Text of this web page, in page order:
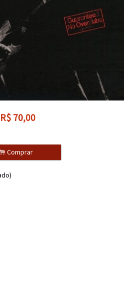
R$ 70,00
Comprar